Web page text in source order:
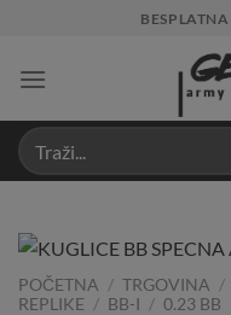
content
POČETNA / TRGOVINA /
REPLIKE / BB-I / 0.23 BB